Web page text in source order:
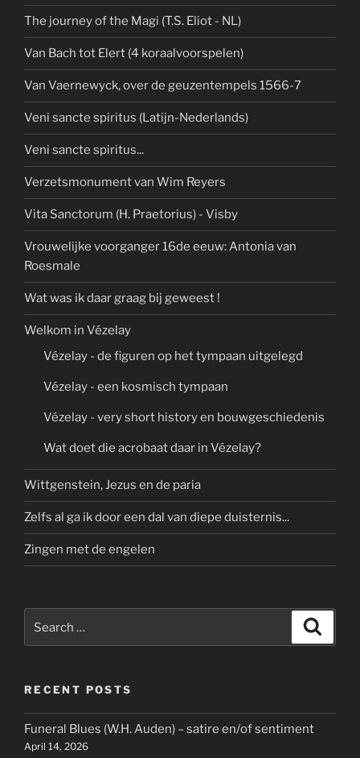
The journey of the Magi (T.S. Eliot - NL)
Van Bach tot Elert (4 koraalvoorspelen)
Van Vaernewyck, over de geuzentempels 1566-7
Veni sancte spiritus (Latijn-Nederlands)
Veni sancte spiritus...
Verzetsmonument van Wim Reyers
Vita Sanctorum (H. Praetorius) - Visby
Vrouwelijke voorganger 16de eeuw: Antonia van
Roesmale
Wat was ik daar graag bij geweest !
Welkom in Vézelay
Vézelay - de figuren op het tympaan uitgelegd
Vézelay - een kosmisch tympaan
Vézelay - very short history en bouwgeschiedenis
Wat doet die acrobaat daar in Vézelay?
Wittgenstein, Jezus en de paria
Zelfs al ga ik door een dal van diepe duisternis...
Zingen met de engelen
for:
RECENT POSTS
Funeral Blues (W.H. Auden) – satire en/of sentiment
April 14, 2026